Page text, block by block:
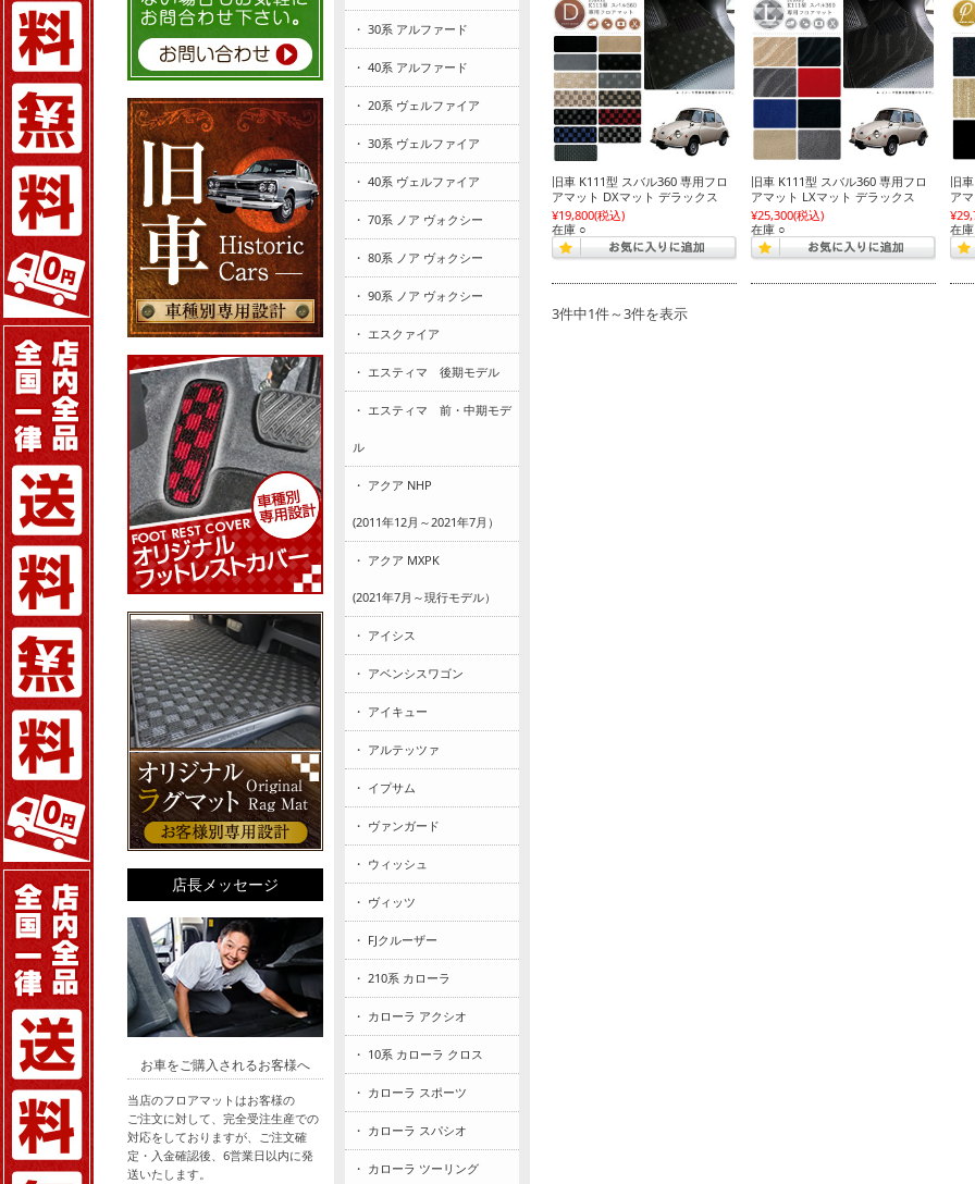
旧車 K111型 スバル360 専用フロ
アマット DXマット デラックス
¥19,800(税込)
在庫 ○
旧車 K111型 スバル360 専用フロ
アマット LXマット デラックス
¥25,300(税込)
在庫 ○
旧
ア
在
3件中1件～3件を表示
店長メッセージ
お車をご購入されるお客様へ
当店のフロアマットはお客様の
ご注文に対して、完全受注生産での
対応をしておりますが、ご注文確
定・入金確認後、6営業日以内に発
送いたします。
・ 30系 アルファード
・ 40系 アルファード
・ 20系 ヴェルファイア
・ 30系 ヴェルファイア
・ 40系 ヴェルファイア
・ 70系 ノア ヴォクシー
・ 80系 ノア ヴォクシー
・ 90系 ノア ヴォクシー
・ エスクァイア
・ エスティマ 後期モデル
・ エスティマ 前・中期モデ
ル
・ アクア NHP
(2011年12月～2021年7月）
・ アクア MXPK
(2021年7月～現行モデル）
・ アイシス
・ アベンシスワゴン
・ アイキュー
・ アルテッツァ
・ イプサム
・ ヴァンガード
・ ウィッシュ
・ ヴィッツ
・ FJクルーザー
・ 210系 カローラ
・ カローラ アクシオ
・ 10系 カローラ クロス
・ カローラ スポーツ
・ カローラ スパシオ
・ カローラ ツーリング